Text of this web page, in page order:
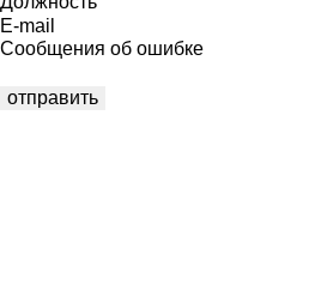
E-mail
Сообщения об ошибке